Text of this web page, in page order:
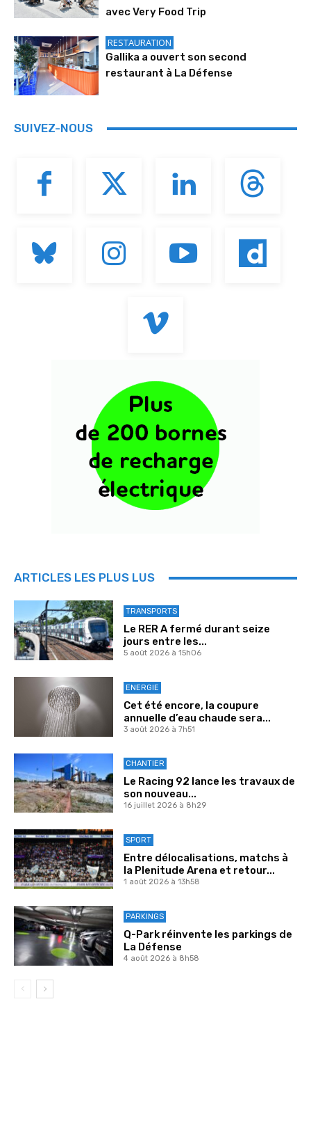
avec Very Food Trip
RESTAURATION
Gallika a ouvert son second
restaurant à La Défense
SUIVEZ-NOUS
ARTICLES LES PLUS LUS
TRANSPORTS
Le RER A fermé durant seize
jours entre les...
5 août 2026 à 15h06
ENERGIE
Cet été encore, la coupure
annuelle d’eau chaude sera...
3 août 2026 à 7h51
CHANTIER
Le Racing 92 lance les travaux de
son nouveau...
16 juillet 2026 à 8h29
SPORT
Entre délocalisations, matchs à
la Plenitude Arena et retour...
1 août 2026 à 13h58
PARKINGS
Q-Park réinvente les parkings de
La Défense
4 août 2026 à 8h58